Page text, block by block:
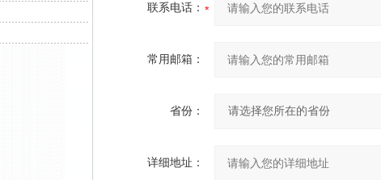
联系电话：
常用邮箱：
省份：
详细地址：